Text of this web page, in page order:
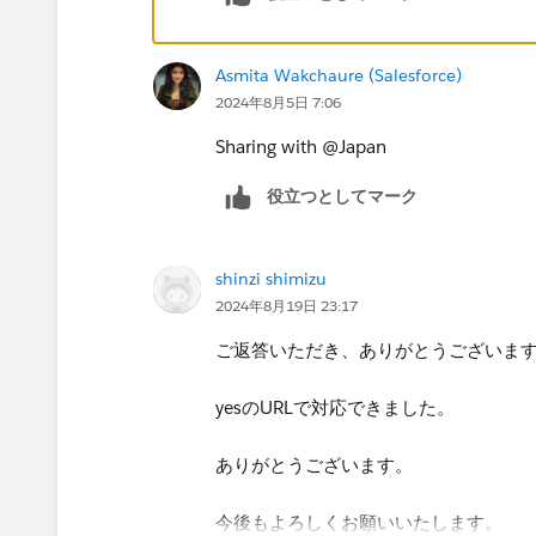
よろしくお願いいたします。
Asmita Wakchaure (Salesforce)
2024年8月5日 7:06
Sharing with @Japan​
役立つとしてマーク
shinzi shimizu
2024年8月19日 23:17
ご返答いただき、ありがとうございます
yesのURLで対応できました。
ありがとうございます。
今後もよろしくお願いいたします。